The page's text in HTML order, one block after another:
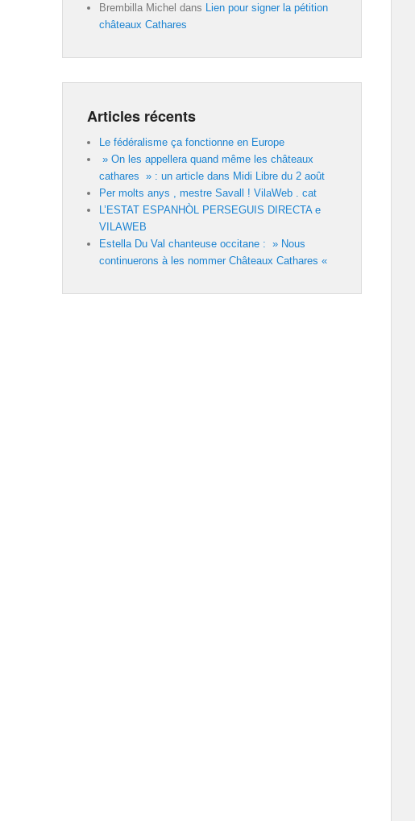
Brembilla Michel dans
Lien pour signer la pétition
châteaux Cathares
Articles récents
Le fédéralisme ça fonctionne en Europe
» On les appellera quand même les châteaux
cathares » : un article dans Midi Libre du 2 août
Per molts anys , mestre Savall ! VilaWeb . cat
L’ESTAT ESPANHÒL PERSEGUIS DIRECTA e
VILAWEB
Estella Du Val chanteuse occitane : » Nous
continuerons à les nommer Châteaux Cathares «